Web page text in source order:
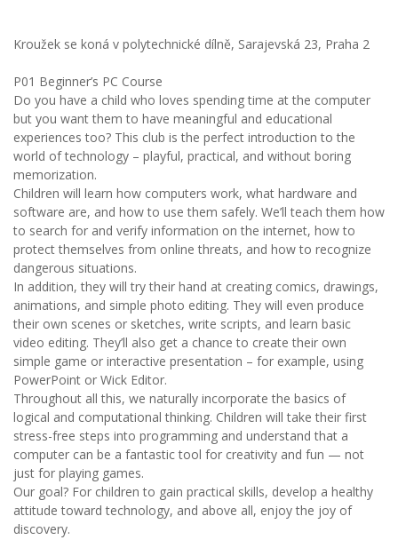
Kroužek se koná v polytechnické dílně, Sarajevská 23, Praha 2
P01 Beginner’s PC Course
Do you have a child who loves spending time at the computer
but you want them to have meaningful and educational
experiences too? This club is the perfect introduction to the
world of technology – playful, practical, and without boring
memorization.
Children will learn how computers work, what hardware and
software are, and how to use them safely. We’ll teach them how
to search for and verify information on the internet, how to
protect themselves from online threats, and how to recognize
dangerous situations.
In addition, they will try their hand at creating comics, drawings,
animations, and simple photo editing. They will even produce
their own scenes or sketches, write scripts, and learn basic
video editing. They’ll also get a chance to create their own
simple game or interactive presentation – for example, using
PowerPoint or Wick Editor.
Throughout all this, we naturally incorporate the basics of
logical and computational thinking. Children will take their first
stress-free steps into programming and understand that a
computer can be a fantastic tool for creativity and fun — not
just for playing games.
Our goal? For children to gain practical skills, develop a healthy
attitude toward technology, and above all, enjoy the joy of
discovery.